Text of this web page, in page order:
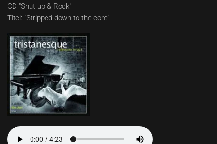
CD "Shut up & Rock"
Titel: "Stripped down to the core"